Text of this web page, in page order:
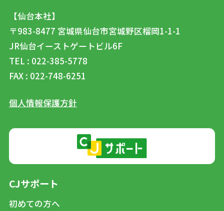
【仙台本社】
〒983-8477 宮城県仙台市宮城野区榴岡1-1-1
JR仙台イーストゲートビル6F
TEL : 022-385-5778
FAX : 022-748-6251
個人情報保護方針
CJサポート
初めての方へ